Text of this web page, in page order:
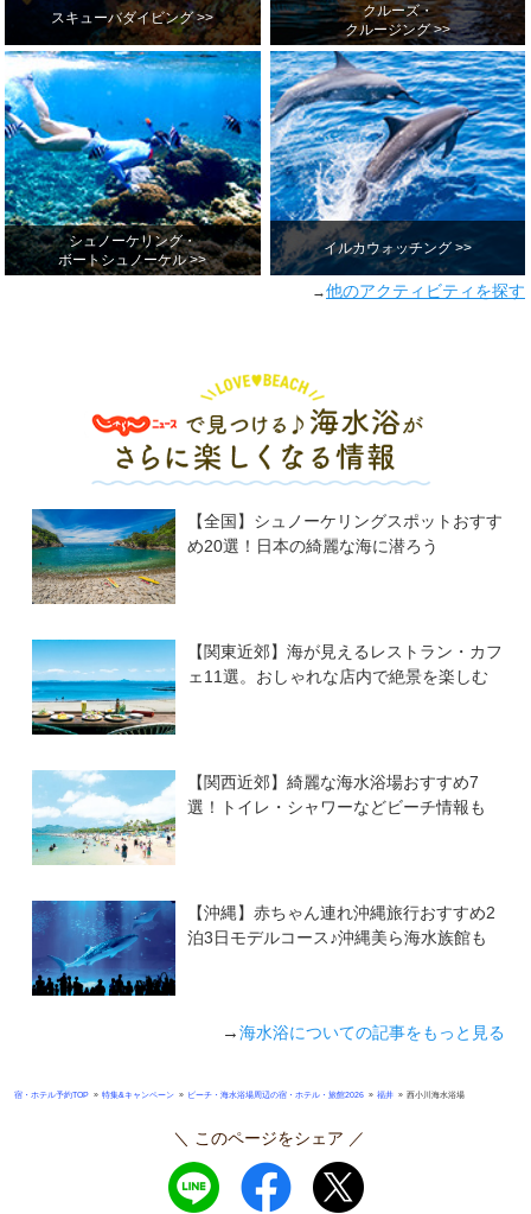
スキューバダイビング >>
クルーズ・
クルージング >>
シュノーケリング・
ボートシュノーケル >>
イルカウォッチング >>
→他のアクティビティを探す
【全国】シュノーケリングスポットおすす
め20選！日本の綺麗な海に潜ろう
【関東近郊】海が見えるレストラン・カフ
ェ11選。おしゃれな店内で絶景を楽しむ
【関西近郊】綺麗な海水浴場おすすめ7
選！トイレ・シャワーなどビーチ情報も
【沖縄】赤ちゃん連れ沖縄旅行おすすめ2
泊3日モデルコース♪沖縄美ら海水族館も
→ 海水浴についての記事をもっと見る
宿・ホテル予約TOP » 特集&キャンペーン » ビーチ・海水浴場周辺の宿・ホテル・旅館2026 » 福井 » 西小川海水浴場
＼ このページをシェア ／